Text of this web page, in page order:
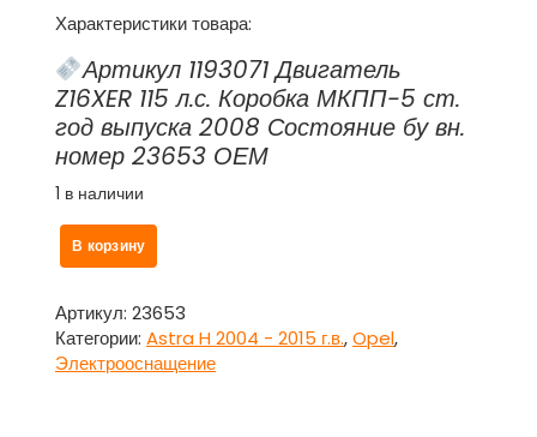
Характеристики товара:
Артикул 1193071 Двигатель
Z16XER 115 л.с. Коробка МКПП-5 ст.
год выпуска 2008 Состояние бу вн.
номер 23653 ОЕМ
1 в наличии
Количество
товара
стеклоочистителя
передний
для
В корзину
Артикул: 23653
Категории: Astra H 2004 - 2015 г.в.,Opel,
Электрооснащение